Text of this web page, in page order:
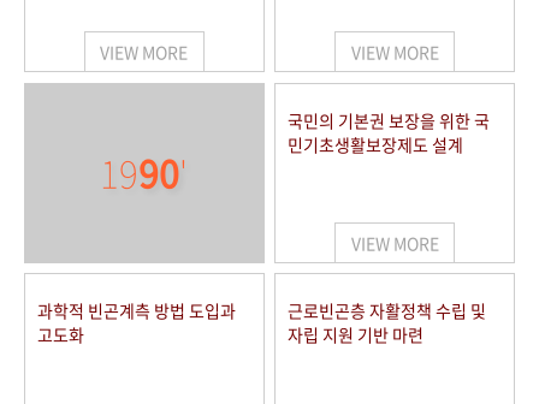
VIEW MORE VIEW MORE
1990'
국민의 기본권 보장을 위한 국
민기초생활보장제도 설계
VIEW MORE
과학적 빈곤계측 방법 도입과
고도화
근로빈곤층 자활정책 수립 및
자립 지원 기반 마련